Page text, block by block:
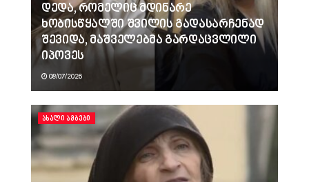
დედა, რომელიც მდინარე
ხობისწყალში შვილის გადასარჩენად
შევიდა, მაშველებმა გარდაცვლილი
იპოვეს
08/07/2026
ᲐᲮᲐᲚᲘ ᲐᲛᲑᲔᲑᲘ